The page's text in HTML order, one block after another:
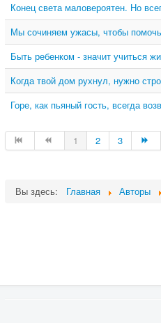
Конец света маловероятен. Но
Мы сочиняем ужасы, чтобы
Быть ребенком - значит учиться
Когда твой дом рухнул, нужно
Горе, как пьяный гость, всегда
1 2 3
Вы здесь: Главная Авторы